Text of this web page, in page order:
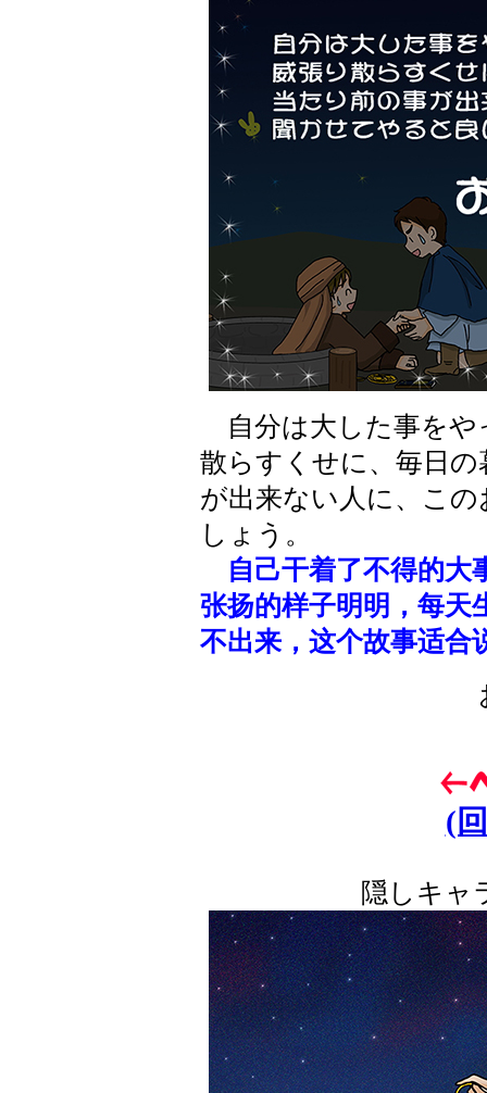
自分は大した事をや
散らすくせに、毎日
が出来ない人に、こ
しょう。
自己干着了不得的大
张扬的样子明明，每天
不出来，这个故事适合
(
隠しキャ